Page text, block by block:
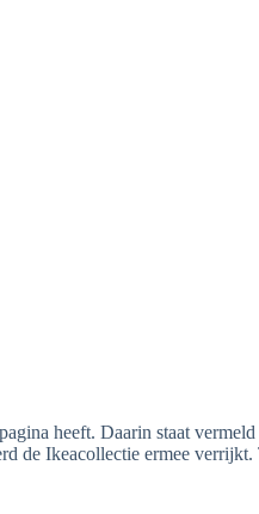
heeft. Daarin staat
Ikeacollectie ermee